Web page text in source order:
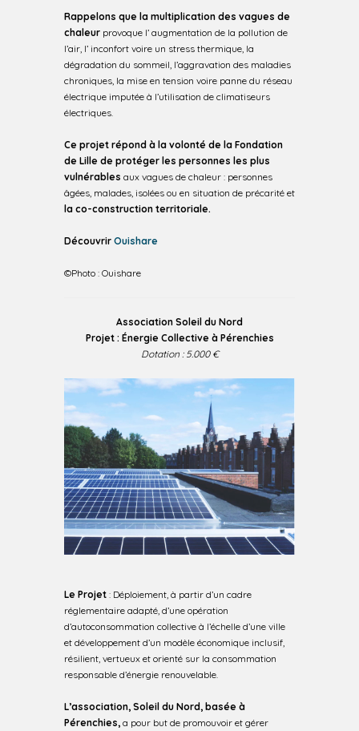
Rappelons que la multiplication des vagues de
chaleur provoque l’ augmentation de la pollution de
l’air, l’ inconfort voire un stress thermique, la
dégradation du sommeil, l’aggravation des maladies
chroniques, la mise en tension voire panne du réseau
électrique imputée à l’utilisation de climatiseurs
électriques.
Ce projet répond à la volonté de la Fondation
de Lille de protéger les personnes les plus
vulnérables aux vagues de chaleur : personnes
âgées, malades, isolées ou en situation de précarité et
la co-construction territoriale.
Découvrir Ouishare
©Photo : Ouishare
Association Soleil du Nord
Projet : Énergie Collective à Pérenchies
Dotation : 5.000 €
Le Projet : Déploiement, à partir d’un cadre
réglementaire adapté, d’une opération
d’autoconsommation collective à l’échelle d’une ville
et développement d’un modèle économique inclusif,
résilient, vertueux et orienté sur la consommation
responsable d’énergie renouvelable.
L’association, Soleil du Nord, basée à
Pérenchies, a pour but de promouvoir et gérer